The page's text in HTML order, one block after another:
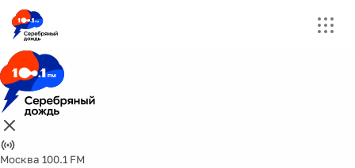
Москва 100.1 FM